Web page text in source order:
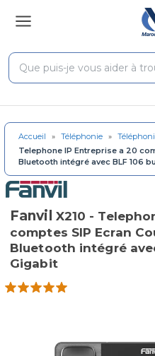
Accueil » Téléphonie »
Telephone IP Entreprise a 20
Bluetooth intégré avec BLF 106
Fanvil X210 -
comptes SIP Ecran
Bluetooth intégré
Gigabit